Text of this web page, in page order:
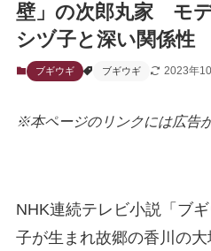
壁」の次郎丸家 モ
シヅ子と深い関係性
ブギウギ ブギウギ 2023年
※本ページのリンクには広告
NHK連続テレビ小説「ブ
子が生まれ故郷の香川の